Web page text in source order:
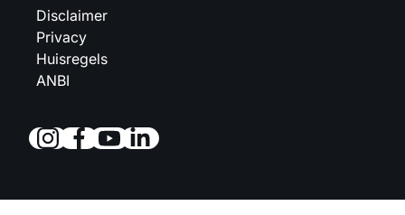
Disclaimer
Privacy
Huisregels
ANBI